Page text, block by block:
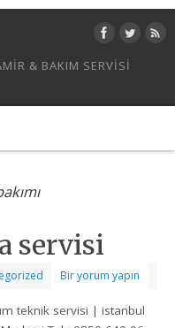
& BAKIM SERVISI
servisi
Bir yorum yapın
teknik servisi | istanbul